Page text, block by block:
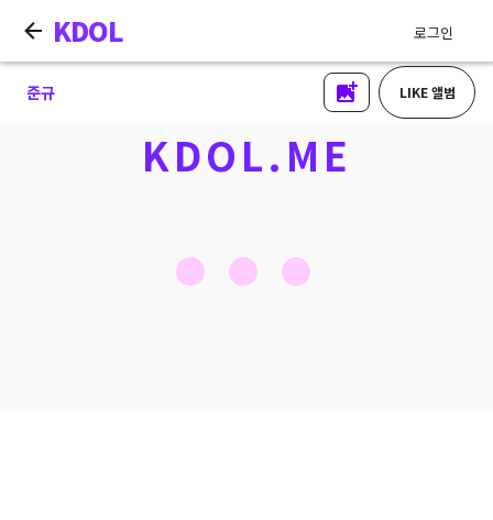
KDOL 로그인
준규 LIKE 앨범
KDOL.ME